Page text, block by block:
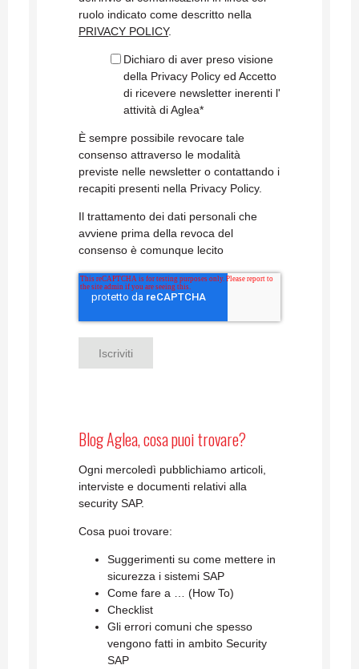
ruolo indicato come descritto nella
PRIVACY POLICY.
Dichiaro di aver preso visione
della Privacy Policy ed Accetto
di ricevere newsletter inerenti l'
attività di Aglea*
È sempre possibile revocare tale
consenso attraverso le modalità
previste nelle newsletter o contattando i
recapiti presenti nella Privacy Policy.
Il trattamento dei dati personali che
avviene prima della revoca del
consenso è comunque lecito
Blog Aglea, cosa puoi trovare?
Ogni mercoledì pubblichiamo articoli,
interviste e documenti relativi alla
security SAP.
Cosa puoi trovare:
Suggerimenti su come mettere in
sicurezza i sistemi SAP
Come fare a … (How To)
Checklist
Gli errori comuni che spesso
vengono fatti in ambito Security
SAP